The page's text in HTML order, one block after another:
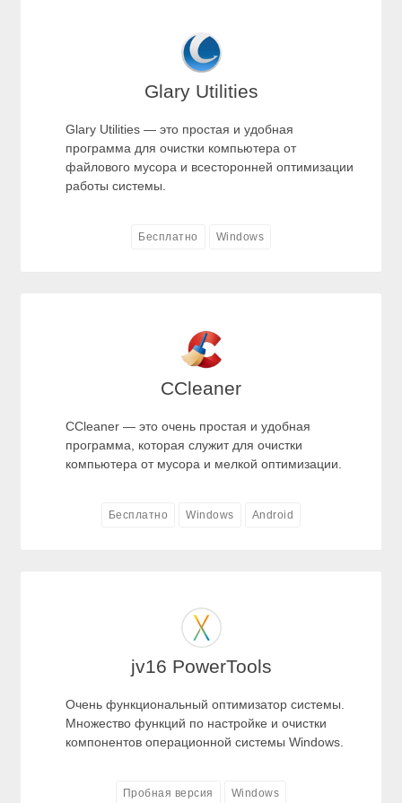
Glary Utilities
Glary Utilities — это простая и удобная
программа для очистки компьютера от
файлового мусора и всесторонней оптимизации
работы системы.
Бесплатно Windows
CCleaner
CCleaner — это очень простая и удобная
программа, которая служит для очистки
компьютера от мусора и мелкой оптимизации.
Бесплатно Windows Android
jv16 PowerTools
Очень функциональный оптимизатор системы.
Множество функций по настройке и очистки
компонентов операционной системы Windows.
Пробная версия Windows